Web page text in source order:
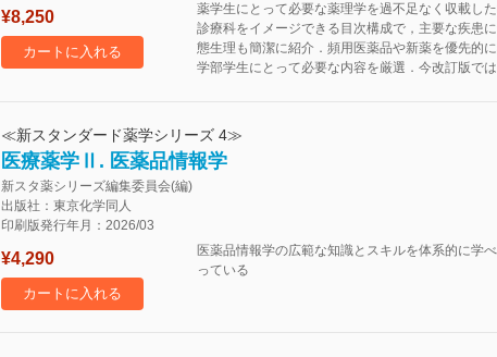
¥8,250
カートに入れる
薬学生にとって必要な薬理学を過不足なく収載し
診療科をイメージできる目次構成で，主要な疾患
態生理も簡潔に紹介．頻用医薬品や新薬を優先的
学部学生にとって必要な内容を厳選．今改訂版で
≪新スタンダード薬学シリーズ 4≫
医療薬学Ⅱ. 医薬品情報学
新スタ薬シリーズ編集委員会(編)
出版社：東京化学同人
印刷版発行年月：2026/03
¥4,290
カートに入れる
医薬品情報学の広範な知識とスキルを体系的に学
っている